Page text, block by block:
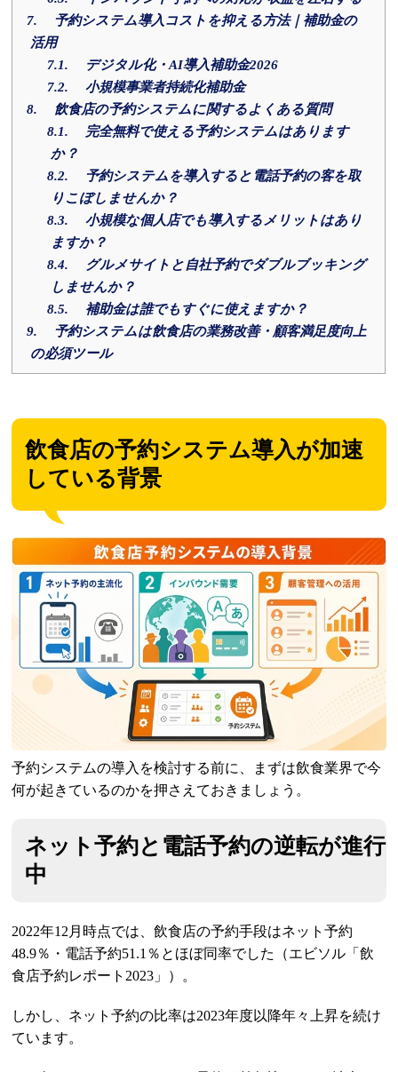
7.
予約システム導入コストを抑える方法｜補助金の
活用
7.1.
デジタル化・AI導入補助金2026
7.2.
小規模事業者持続化補助金
8.
飲食店の予約システムに関するよくある質問
8.1.
完全無料で使える予約システムはあります
か？
8.2.
予約システムを導入すると電話予約の客を取
りこぼしませんか？
8.3.
小規模な個人店でも導入するメリットはあり
ますか？
8.4.
グルメサイトと自社予約でダブルブッキング
しませんか？
8.5.
補助金は誰でもすぐに使えますか？
9.
予約システムは飲食店の業務改善・顧客満足度向上
の必須ツール
飲食店の予約システム導入が加速
している背景
予約システムの導入を検討する前に、まずは飲食業界で今
何が起きているのかを押さえておきましょう。
ネット予約と電話予約の逆転が進行
中
2022年12月時点では、飲食店の予約手段はネット予約
48.9％・電話予約51.1％とほぼ同率でした（エビソル「飲
食店予約レポート2023」）。
しかし、ネット予約の比率は2023年度以降年々上昇を続け
ています。